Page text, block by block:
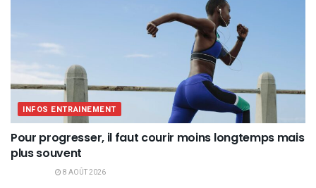
INFOS ENTRAINEMENT
Pour progresser, il faut courir moins longtemps mais
plus souvent
8 AOÛT 2026